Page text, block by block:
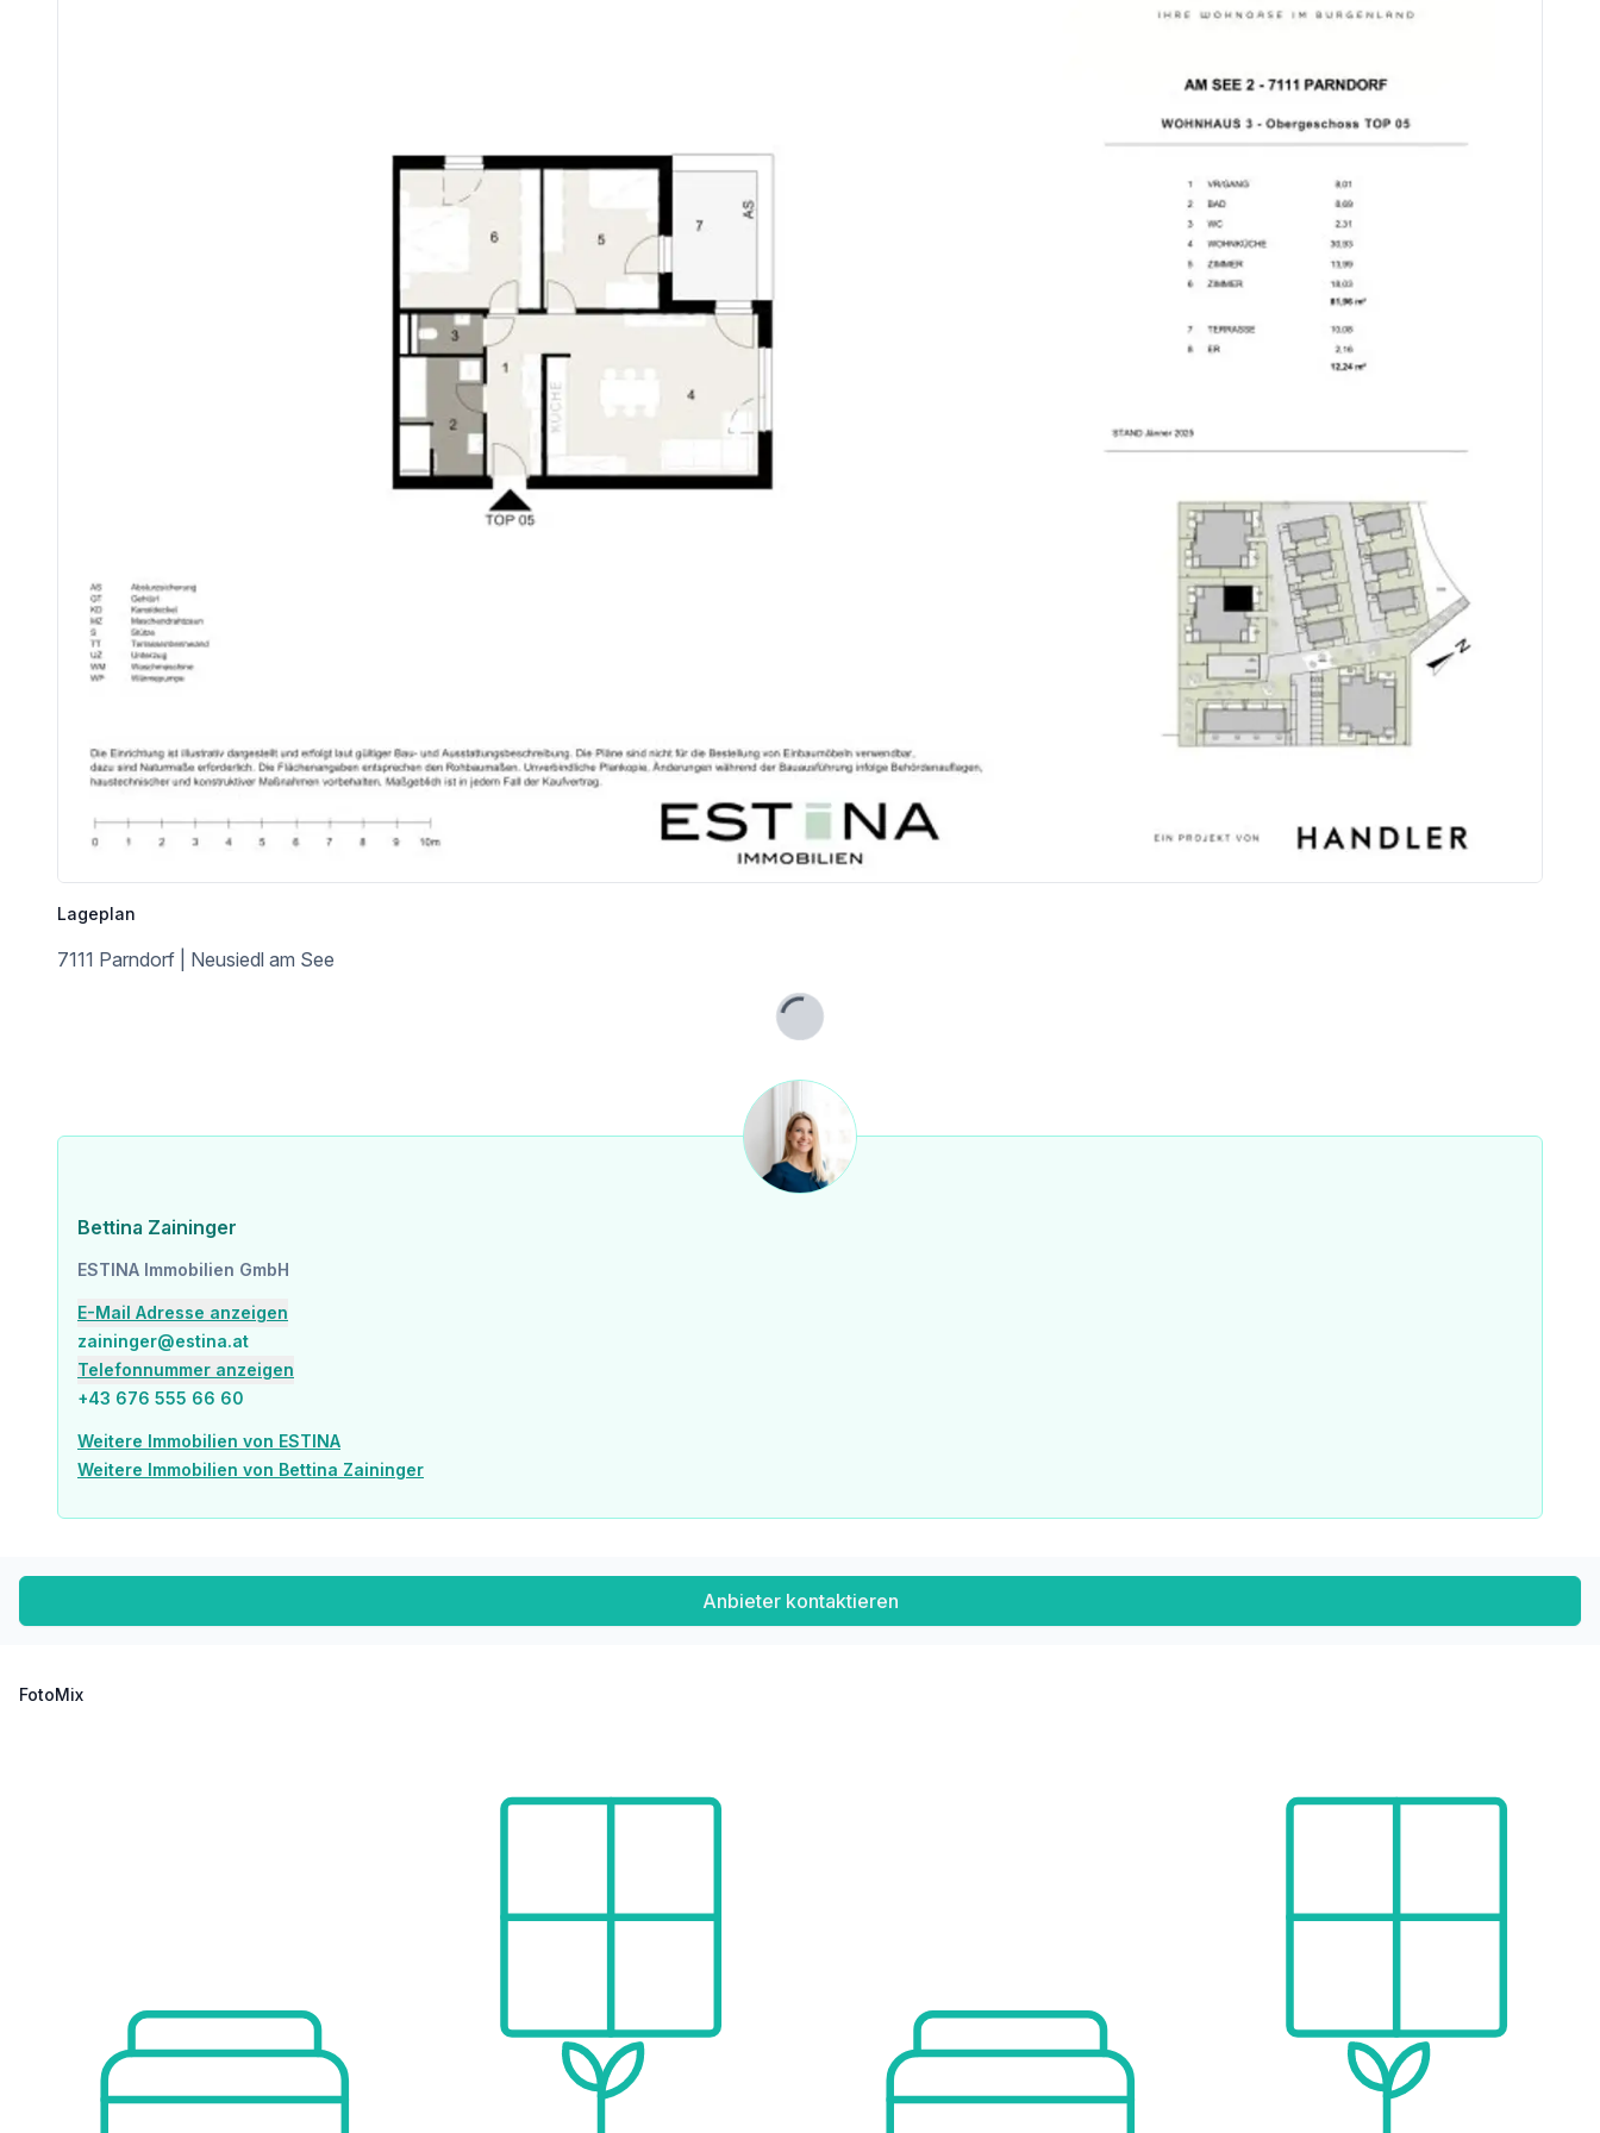
Vermittlungshonorar: € 15.084,00 inkl. 20% USt.
Für weitere Fragen oder persönliche Besichtigungswünsche wenden Sie sich bitte an Frau Mag. Bettina Zaininger unter 0676 555 66 60 bzw. zaininger@estina.at
Lageplan
7111 Parndorf | Neusiedl am See
Lade...
Bettina Zaininger
ESTINA Immobilien GmbH
E-Mail Adresse anzeigen
zaininger@estina.at
Telefonnummer anzeigen
+43 676 555 66 60
Weitere Immobilien von ESTINA
Weitere Immobilien von Bettina Zaininger
Anbieter kontaktieren
FotoMix